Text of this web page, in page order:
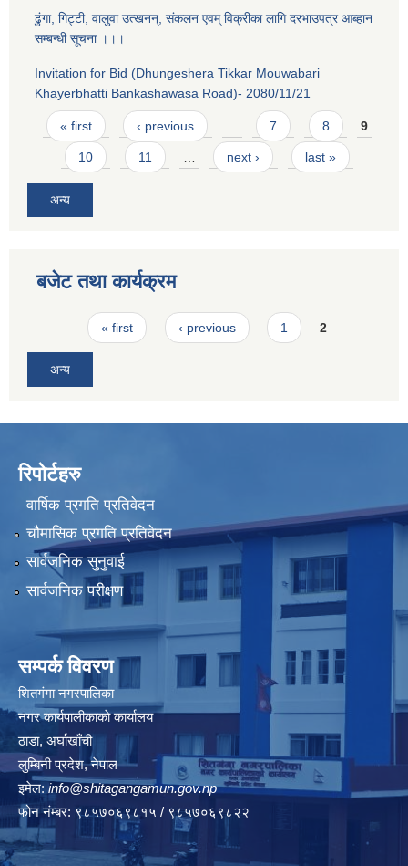
ढुंगा, गिट्टी, वालुवा उत्खनन्, संकलन एवम् विक्रीका लागि दरभाउपत्र आब्हान
सम्बन्धी सूचना ।।।
Invitation for Bid (Dhungeshera Tikkar Mouwabari
Khayerbhatti Bankashawasa Road)- 2080/11/21
Pages
« first ‹ previous … 7 8 9
10 11 … next › last »
अन्य
बजेट तथा कार्यक्रम
Pages« first ‹ previous 1 2
अन्य
रिपोर्टहरु
वार्षिक प्रगति प्रतिवेदन
चौमासिक प्रगति प्रतिवेदन
सार्वजनिक सुनुवाई
सार्वजनिक परीक्षण
सम्पर्क विवरण
शितगंगा नगरपालिका
नगर कार्यपालीकाकाे कार्यालय
ठाडा, अर्घाखाँची
लुम्बिनी प्रदेश, नेपाल
इमेल: info@shitagangamun.gov.np
फोन नंम्बर: ९८५७०६९८१५ / ९८५७०६९८२२